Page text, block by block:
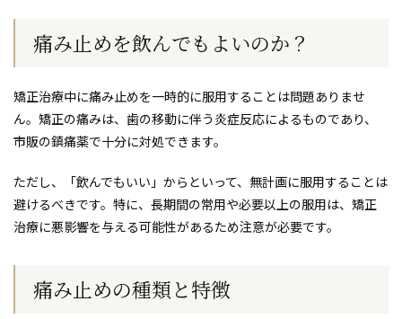
痛み止めを飲んでもよいのか？
矯正治療中に痛み止めを一時的に服用することは問題ありませ
ん。矯正の痛みは、歯の移動に伴う炎症反応によるものであり、
市販の鎮痛薬で十分に対処できます。
ただし、「飲んでもいい」からといって、無計画に服用することは
避けるべきです。特に、長期間の常用や必要以上の服用は、矯正
治療に悪影響を与える可能性があるため注意が必要です。
痛み止めの種類と特徴